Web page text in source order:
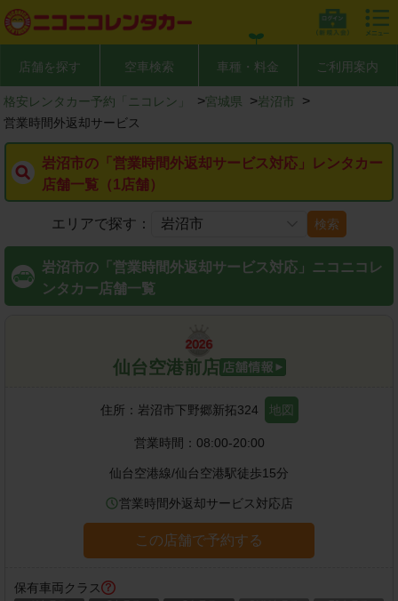
店舗を探す 空車検索 車種・料金 ご利用案内
格安レンタカー予約「ニコレン」 >宮城県 >岩沼市 >
営業時間外返却サービス
岩沼市の「営業時間外返却サービス対応」レンタカー
店舗一覧（1店舗）
エリアで探す： 検索
岩沼市の「営業時間外返却サービス対応」ニコニコレ
ンタカー店舗一覧
仙台空港前店
住所： 岩沼市下野郷新拓324 地図
営業時間： 08:00-20:00
仙台空港線/仙台空港駅徒歩15分
営業時間外返却サービス対応店
この店舗で予約する
保有車両クラス